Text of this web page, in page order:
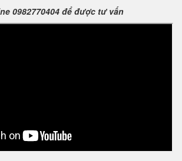
0982770404 để được tư vấn